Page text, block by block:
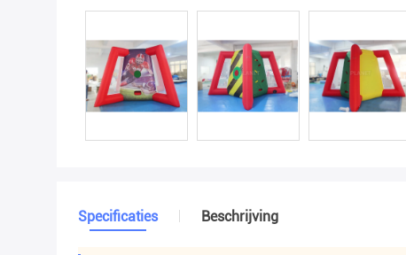
Specificaties Beschrijving